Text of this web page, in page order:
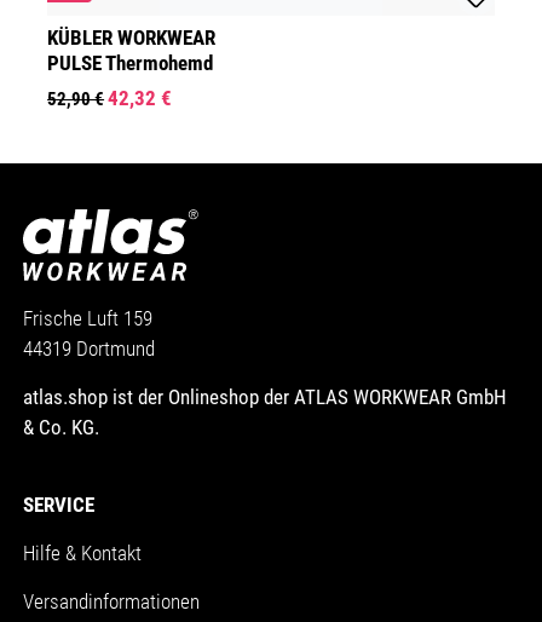
KÜBLER WORKWEAR
PULSE Thermohemd
52,90 €42,32 €
Frische Luft 159
44319 Dortmund
atlas.shop ist der Onlineshop der ATLAS WORKWEAR GmbH
& Co. KG.
SERVICE
Hilfe & Kontakt
Versandinformationen